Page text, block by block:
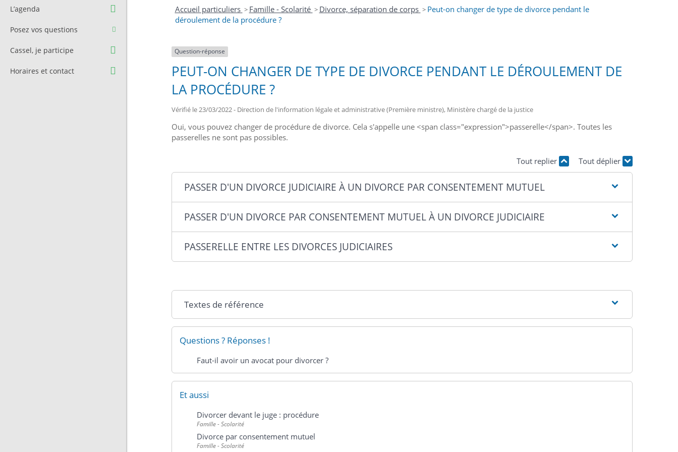
municipale
Contact et Accès
Cimetière
L’agenda
Posez vos questions
Cassel, je participe
Horaires et contact
Accueil particuliers > Famille - Scolarité > Divorce, séparation de corps > Peut-on changer de type de divorce pendant le
déroulement de la procédure ?
Question-réponse
PEUT-ON CHANGER DE TYPE DE DIVORCE PENDANT LE DÉROULEMENT DE
LA PROCÉDURE ?
Vérifié le 23/03/2022 - Direction de l'information légale et administrative (Première ministre), Ministère chargé de la justice
Oui, vous pouvez changer de procédure de divorce. Cela s'appelle une <span class="expression">passerelle</span>. Toutes les
passerelles ne sont pas possibles.
Tout replier Tout déplier
PASSER D'UN DIVORCE JUDICIAIRE À UN DIVORCE PAR CONSENTEMENT MUTUEL
PASSER D'UN DIVORCE PAR CONSENTEMENT MUTUEL À UN DIVORCE JUDICIAIRE
PASSERELLE ENTRE LES DIVORCES JUDICIAIRES
Textes de référence
Questions ? Réponses !
Faut-il avoir un avocat pour divorcer ?
Et aussi
Divorcer devant le juge : procédure
Famille - Scolarité
Divorce par consentement mutuel
Famille - Scolarité